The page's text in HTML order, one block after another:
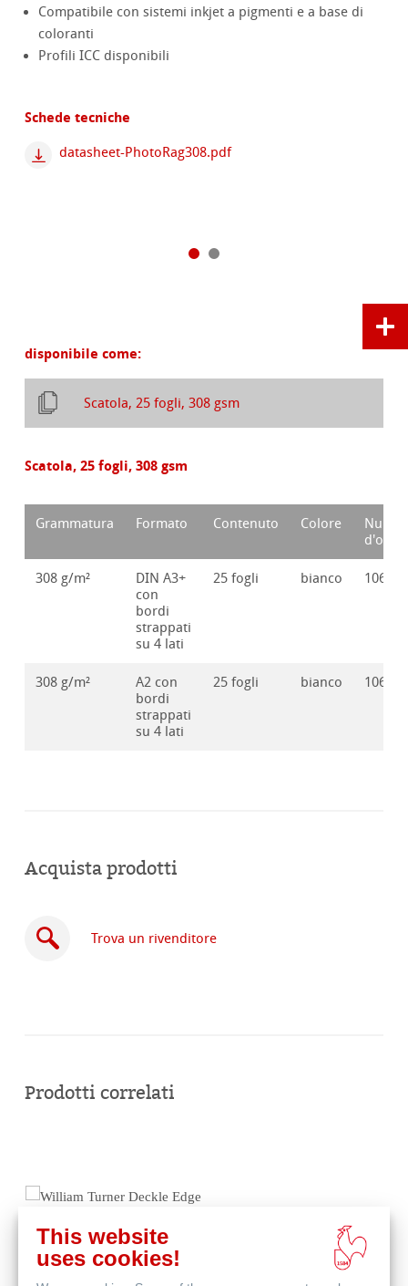
Compatibile con sistemi inkjet a pigmenti e a base di
coloranti
Profili ICC disponibili
Schede tecniche
datasheet-PhotoRag308.pdf
disponibile come:
Scatola, 25 fogli, 308 gsm
Scatola, 25 fogli, 308 gsm
Grammatura Formato Contenuto Colore
308 g/m²
DIN A3+
con
bordi
strappati
su 4 lati
25 fogli bianco
308 g/m²
A2 con
bordi
strappati
su 4 lati
25 fogli bianco
Acquista prodotti
Trova un rivenditore
Prodotti correlati
This website
uses cookies!